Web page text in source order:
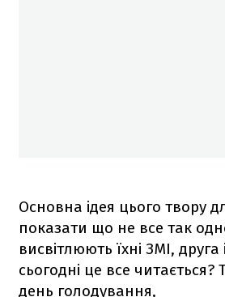
Основна ідея цього твору
показати що не все так
висвітлюють їхні ЗМІ, друга
сьогодні це все читається?
день голодування,